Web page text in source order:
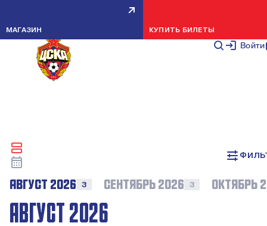
Войти
МАГАЗИН КУПИТЬ БИЛЕТЫ
ОСНОВНОЙ СОСТАВ
КАЛЕНДАРЬ МАТЧЕЙ
ПОКАЗАТЬ ВСЕ
КАЛЕНДАРЬ МАТЧЕЙ
АВГУСТ 2026 3 СЕНТЯБРЬ 2026 3 ОКТЯБРЬ
АВГУСТ 2026